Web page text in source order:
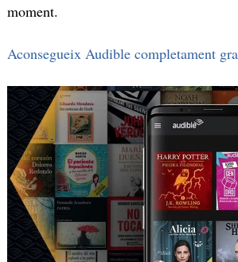
moment.
Aconsegueix Audible completament